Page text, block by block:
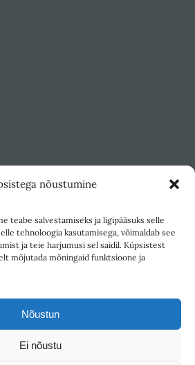
nõustumine
teabe salvestamiseks ja ligipääsuks selle
tehnoloogia kasutamisega, võimaldab see
ja teie harjumusi sel saidil. Küpsistest
mõjutada mõningaid funktsioone ja
Nõustun
Ei nõustu